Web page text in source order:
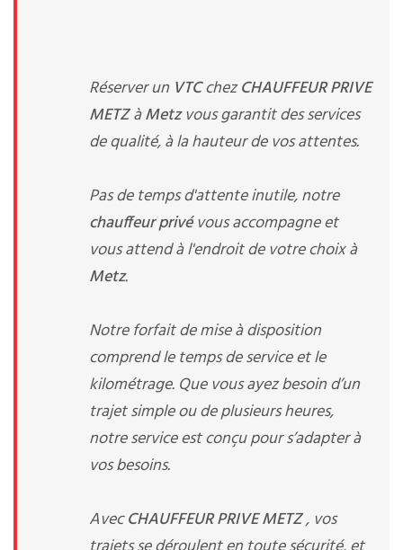
Réserver un VTCchezCHAUFFEUR PRIVE
METZàMetzvous garantit des services
de qualité, à la hauteur de vos attentes.
Pas de temps d'attente inutile, notre
chauffeur privévous accompagne et
vous attend à l'endroit de votre choix à
Metz.
Notre forfait de mise à disposition
comprend le temps de service et le
kilométrage. Que vous ayez besoin d’un
trajet simple ou de plusieurs heures,
notre service est conçu pour s’adapter à
vos besoins.
AvecCHAUFFEUR PRIVE METZ, vos